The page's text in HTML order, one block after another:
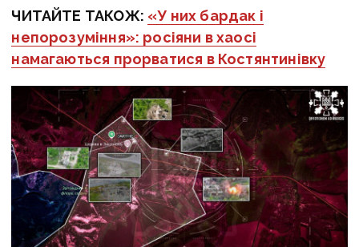
ЧИТАЙТЕ ТАКОЖ: «У них бардак і
непорозуміння»: росіяни в хаосі
намагаються прорватися в Костянтинівку